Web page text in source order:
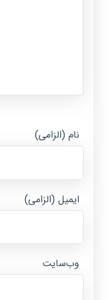
نام (الزامی)
ایمیل (الزامی)
وب‌سایت